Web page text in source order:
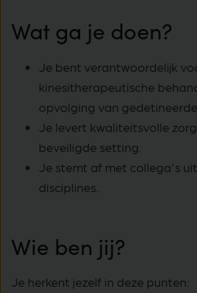
Wat ga je doen?
Je bent verantwoordelijk
kinesitherapeutische
opvolging van
Je levert kwaliteitsvolle
beveiligde setting.
Je stemt af met collega's
disciplines.
Wie ben jij?
Je herkent jezelf in deze punten: